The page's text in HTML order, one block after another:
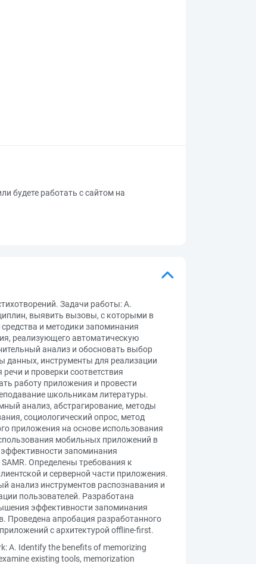
будете работать с сайтом на
Задачи работы: A.
выявить вызовы, с которыми в
и методики запоминания
реализующего автоматическую
анализ и обосновать выбор
данных, инструменты для реализации
и проверки соответствия
работу приложения и провести
школьникам литературы.
анализ, абстрагирование, методы
социологический опрос, метод
приложения на основе использования
мобильных приложений в
запоминания
Определены требования к
и серверной части приложения.
анализ инструментов распознавания и
пользователей. Разработана
эффективности запоминания
Проведена апробация разработанного
с архитектурой offline-first.
A. Identify the benefits of memorizing
existing tools, memorization